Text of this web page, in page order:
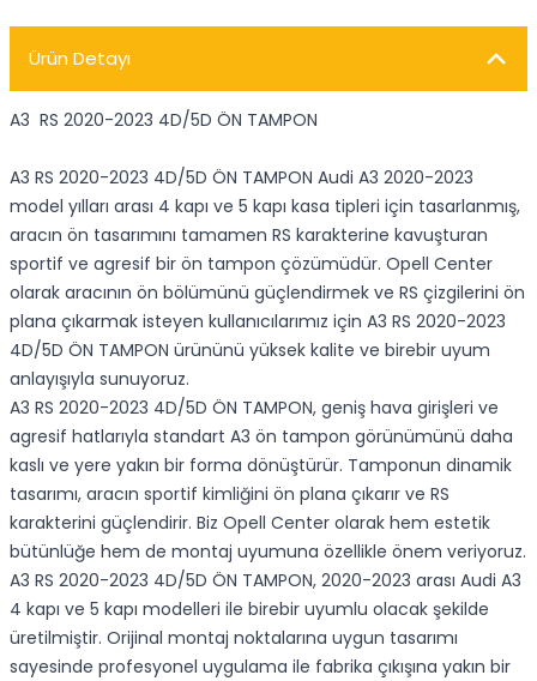
Ürün Detayı
A3 RS 2020-2023 4D/5D ÖN TAMPON
A3 RS 2020-2023 4D/5D ÖN TAMPON Audi A3 2020-2023
model yılları arası 4 kapı ve 5 kapı kasa tipleri için tasarlanmış,
aracın ön tasarımını tamamen RS karakterine kavuşturan
sportif ve agresif bir ön tampon çözümüdür. Opell Center
olarak aracının ön bölümünü güçlendirmek ve RS çizgilerini ön
plana çıkarmak isteyen kullanıcılarımız için A3 RS 2020-2023
4D/5D ÖN TAMPON ürününü yüksek kalite ve birebir uyum
anlayışıyla sunuyoruz.
A3 RS 2020-2023 4D/5D ÖN TAMPON, geniş hava girişleri ve
agresif hatlarıyla standart A3 ön tampon görünümünü daha
kaslı ve yere yakın bir forma dönüştürür. Tamponun dinamik
tasarımı, aracın sportif kimliğini ön plana çıkarır ve RS
karakterini güçlendirir. Biz Opell Center olarak hem estetik
bütünlüğe hem de montaj uyumuna özellikle önem veriyoruz.
A3 RS 2020-2023 4D/5D ÖN TAMPON, 2020-2023 arası Audi A3
4 kapı ve 5 kapı modelleri ile birebir uyumlu olacak şekilde
üretilmiştir. Orijinal montaj noktalarına uygun tasarımı
sayesinde profesyonel uygulama ile fabrika çıkışına yakın bir